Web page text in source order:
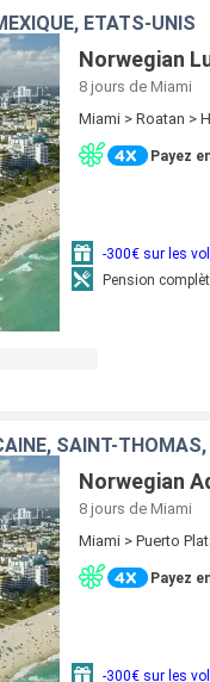
ÉTATS-UNIS
Norwegian
8 jours de Miami
Miami > Roatan >
Payez
-300€ sur les
Pension
SAINT-
Norwegian
8 jours de Miami
Miami > Puerto
Payez
-300€ sur les